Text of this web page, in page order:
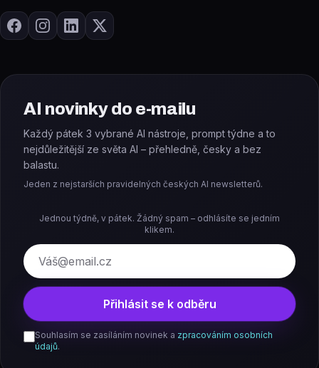
AI novinky do e-mailu
Každý pátek 3 vybrané AI nástroje, prompt týdne a to
nejdůležitější ze světa AI – přehledně, česky a bez
balastu.
Jeden z nejstarších pravidelných českých AI newsletterů.
Jednou týdně, v pátek. Žádný spam – odhlásíte se jedním
klikem.
E-mail
Přihlásit se k odběru
Souhlasím se zasíláním novinek a zpracováním osobních
údajů.